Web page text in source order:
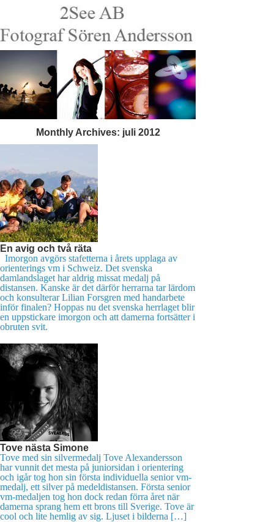
Monthly Archives: juli 2012
En avig och två räta
Imorgon avgörs stafetterna i årets upplaga av
orienterings vm i Schweiz. Det svenska
damlandslaget har aldrig missat medalj på
distansen. Kanske är det därför herrarna tar lärdom
och konsulterar Lilian Forsgren med handarbete
inför finalen? Hoppas nu det svenska herrlaget blir
en uppstickare imorgon och att damerna fortsätter i
obruten svit.
Tove nästa Simone
Tove med sin silvermedalj Tove Alexandersson
har vunnit det mesta på juniorsidan i orientering
och igår tog hon sin första individuella senior vm-
medalj, ett silver på medeldistansen. Första senior
vm-medaljen tog hon dock redan förra året när
damerna sprang hem ett brons till Sverige. Tove är
cool och lite hemlig av sig. Ljuset i bilderna […]